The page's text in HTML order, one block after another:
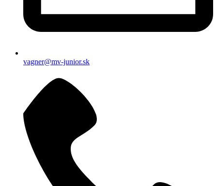
vagner@mv-junior.sk